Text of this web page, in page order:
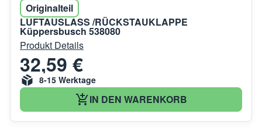
Originalteil
LUFTAUSLASS /RÜCKSTAUKLAPPE
Küppersbusch 538080
Produkt Details
32,59 €
8-15 Werktage
IN DEN WARENKORB